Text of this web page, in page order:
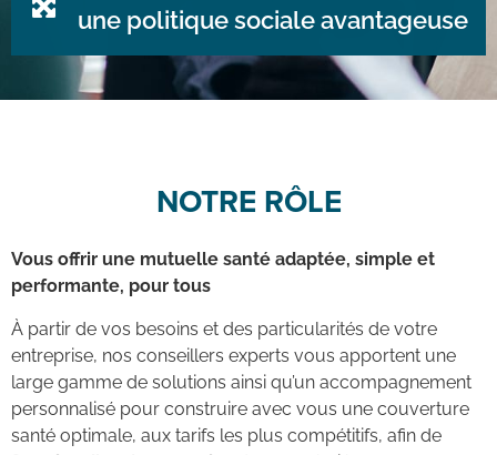
une politique sociale avantageuse
NOTRE RÔLE
Vous offrir une mutuelle santé adaptée, simple et
performante, pour tous
À partir de vos besoins et des particularités de votre
entreprise, nos conseillers experts vous apportent une
large gamme de solutions ainsi qu’un accompagnement
personnalisé pour construire avec vous une couverture
santé optimale, aux tarifs les plus compétitifs, afin de